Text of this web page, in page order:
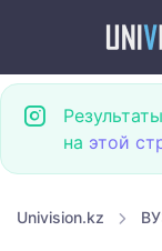
на этой
Univision.kz